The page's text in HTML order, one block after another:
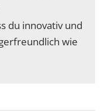
du innovativ und
wie